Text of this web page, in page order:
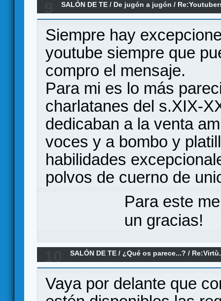
SALÓN DE TE / De jugón a jugón /
Siempre hay
youtube siempre que
compro el mensaje.
Para mi es lo más
charlatanes del s.XIX-
dedicaban a la venta
voces y a bombo y
habilidades
polvos de cuerno de
Para este
un gracias!
SALÓN DE TE /¿Qué os parece...? /
Vaya por delante que